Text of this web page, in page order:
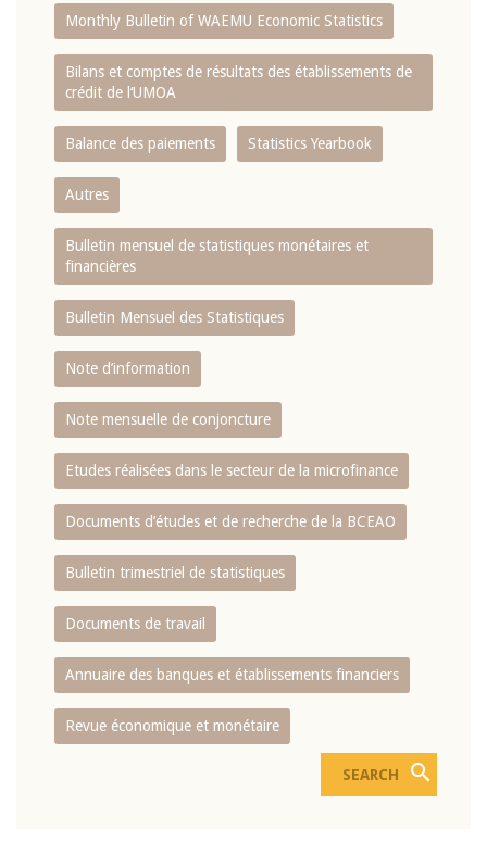
Monthly Bulletin of WAEMU Economic Statistics
Bilans et comptes de résultats des établissements de
crédit de l‘UMOA
Balance des paiements Statistics Yearbook
Autres
Bulletin mensuel de statistiques monétaires et
financières
Bulletin Mensuel des Statistiques
Note d’information
Note mensuelle de conjoncture
Etudes réalisées dans le secteur de la microfinance
Documents d’études et de recherche de la BCEAO
Bulletin trimestriel de statistiques
Documents de travail
Annuaire des banques et établissements financiers
Revue économique et monétaire